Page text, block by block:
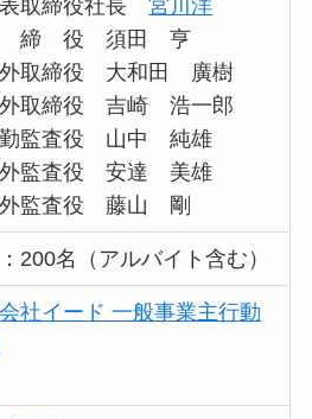
表取締役社長宮川洋
締 役 須田 亨
外取締役 大和田 廣樹
外取締役 吉崎 浩一郎
勤監査役 山中 純雄
外監査役 安達 美雄
外監査役 藤山 剛
200名（アルバイト含む）
社イード 一般事業主行動